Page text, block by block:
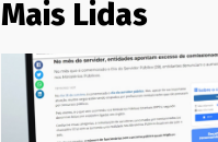
Mais Lidas